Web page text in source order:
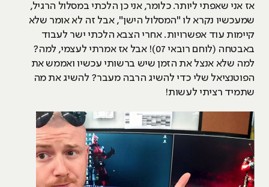
אז אני שאפתי ליותר. כלומר, אני כן הלכתי במסלול הרגיל,
שמעכשיו נקרא לו "המסלול הישן", אבל זה לא אומר שלא
קיימות עוד אפשרויות. אחרי הצבא הלכתי ישר לעבוד
באבטחה (לוחם רובאי 07)! אבל אז אמרתי לעצמי, למה?
למה שלא אנצל את הזמן שיש ברשותי עכשיו ואממש את
הפוטנציאל שלי כדי להשיג הרבה מעבר? להשיג את מה
שתמיד רציתי לעשות!